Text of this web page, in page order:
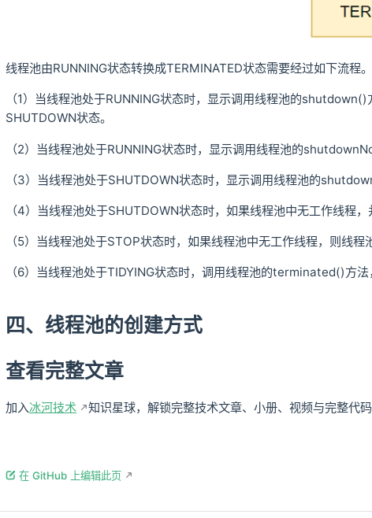
线程池由RUNNING状态转换成TERMINATED状态需要经过如下流程。
（1）当线程池处于RUNNING状态时，显示调用线程池的
SHUTDOWN状态。
（2）当线程池处于RUNNING状态时，显示调用线程池的
（3）当线程池处于SHUTDOWN状态时，显示调用线程池的
（4）当线程池处于SHUTDOWN状态时，如果线程池中无工作线程
（5）当线程池处于STOP状态时，如果线程池中无工作线程，则线程
（6）当线程池处于TIDYING状态时，调用线程池的terminated()方
四、线程池的创建方式
查看完整文章
加入冰河技术 知识星球，解锁完整技术文章、小册、视频与完整代码
在 GitHub 上编辑此页